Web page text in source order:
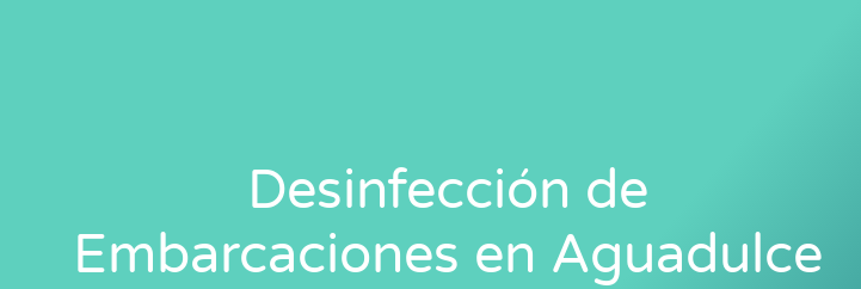
Desinfección de
Embarcaciones en Aguadulce